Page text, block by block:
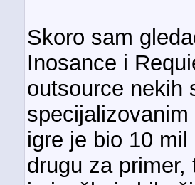
Skoro sam
Inosance i
outsource nekih
igre je bio 10
drugu za